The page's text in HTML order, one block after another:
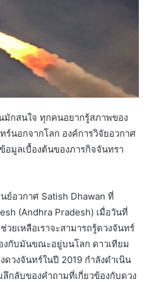
มักสนใจ ทุกคนอยากรู้สภาพของ
ร์นอกจากโลก องค์การวิจัยอวกาศ
อมูลเบื้องต้นของภารกิจจันทรา
ย์อวกาศ Satish Dhawan ที่
(Andhra Pradesh) เมื่อวันที่
ยเหลือเราจะสามารถรู้ดวงจันทร์
งกับมันขณะอยู่บนโลก ดาวเทียม
ดวงจันทร์ในปี 2019 กำลังดำเนิน
กลับของคำถามที่เกี่ยวข้องกับดวง